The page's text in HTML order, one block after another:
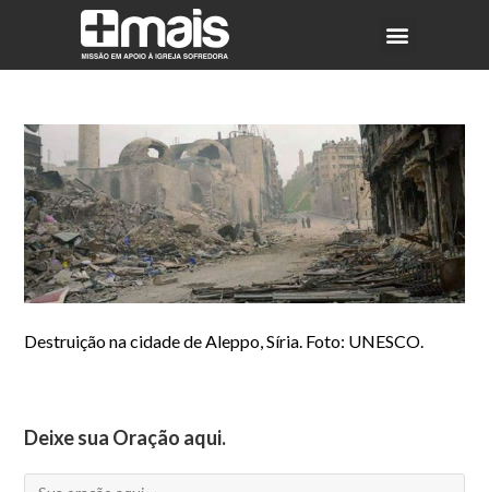
Destruição na cidade de Aleppo, Síria. Foto: UNESCO.
Deixe sua Oração aqui.